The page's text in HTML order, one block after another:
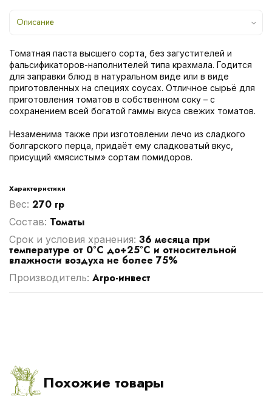
Описание
Томатная паста высшего сорта, без загустителей и
фальсификаторов-наполнителей типа крахмала. Годится
для заправки блюд в натуральном виде или в виде
приготовленных на специях соусах. Отличное сырьё для
приготовления томатов в собственном соку – с
сохранением всей богатой гаммы вкуса свежих томатов.
Незаменима также при изготовлении лечо из сладкого
болгарского перца, придаёт ему сладковатый вкус,
присущий «мясистым» сортам помидоров.
Характеристики
Вес: 270 гр
Cостав: Томаты
Срок и условия хранения: 36 месяца при
температуре от 0°С до+25°С и относительной
влажности воздуха не более 75%
Производитель: Агро-инвест
Похожие товары